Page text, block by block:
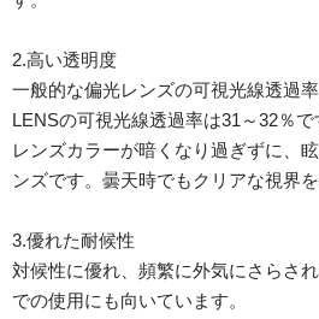
2.高い透明度
一般的な偏光レンズの可視光線透過
LENSの可視光線透過率は31～32％で
レンズカラーが暗くなり過ぎずに、
ンズです。曇天時でもクリアな視界を
3.優れた耐候性
対候性に優れ、頻繁に外気にさらさ
での使用にも向いています。